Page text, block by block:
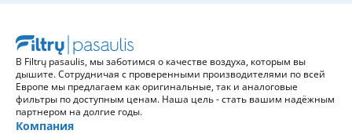
В Filtrų pasaulis, мы заботимся о качестве воздуха, которым вы
дышите. Сотрудничая с проверенными производителями по всей
Европе мы предлагаем как оригинальные, так и аналоговые
фильтры по доступным ценам. Наша цель - стать вашим надёжным
партнером на долгие годы.
Компания